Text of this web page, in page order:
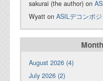
sakurai (the author) on
Wyatt on ASILデコンポ
August 2026 (4)
July 2026 (2)